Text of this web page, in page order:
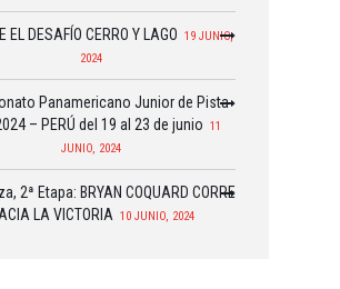
EL DESAFÍO CERRO Y LAGO 19 JUNIO,
2024
Panamericano Junior de Pista
– PERÚ del 19 al 23 de junio 11
JUNIO, 2024
2ª Etapa: BRYAN COQUARD CORRE
LA VICTORIA 10 JUNIO, 2024